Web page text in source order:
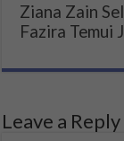
Ziana Zain
Fazira Temui
Leave a Reply